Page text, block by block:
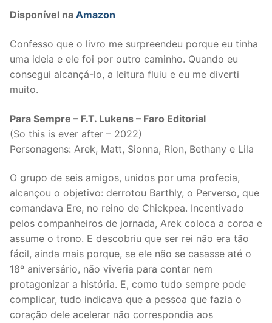
Disponível na Amazon
Confesso que o livro me surpreendeu porque eu tinha
uma ideia e ele foi por outro caminho. Quando eu
consegui alcançá-lo, a leitura fluiu e eu me diverti
muito.
Para Sempre – F.T. Lukens – Faro Editorial
(So this is ever after – 2022)
Personagens: Arek, Matt, Sionna, Rion, Bethany e Lila
O grupo de seis amigos, unidos por uma profecia,
alcançou o objetivo: derrotou Barthly, o Perverso, que
comandava Ere, no reino de Chickpea. Incentivado
pelos companheiros de jornada, Arek coloca a coroa e
assume o trono. E descobriu que ser rei não era tão
fácil, ainda mais porque, se ele não se casasse até o
18º aniversário, não viveria para contar nem
protagonizar a história. E, como tudo sempre pode
complicar, tudo indicava que a pessoa que fazia o
coração dele acelerar não correspondia aos